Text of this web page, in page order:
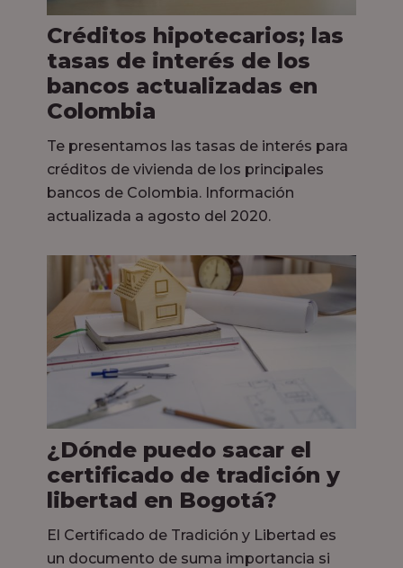
Créditos hipotecarios; las
tasas de interés de los
bancos actualizadas en
Colombia
Te presentamos las tasas de interés para
créditos de vivienda de los principales
bancos de Colombia. Información
actualizada a agosto del 2020.
¿Dónde puedo sacar el
certificado de tradición y
libertad en Bogotá?
El Certificado de Tradición y Libertad es
un documento de suma importancia si